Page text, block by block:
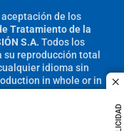
de los
Tratamiento de la
S.A. Todos los
su reproducción total
idioma sin
in whole or in